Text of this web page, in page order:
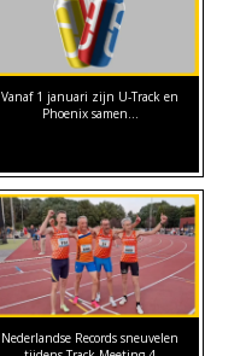
Vanaf 1 januari zijn U-Track en
Phoenix samen…
Nederlandse Records sneuvelen